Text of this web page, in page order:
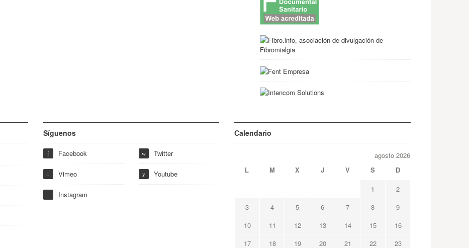
Síguenos
f Facebook w Twitter
i Vimeo y Youtube
Instagram
Calendario
agosto 2026
L
M X J V S
D
1
2
3
4 5 6 7 8
9
10
11 12 13 14 15
16
17
18 19 20 21 22 23